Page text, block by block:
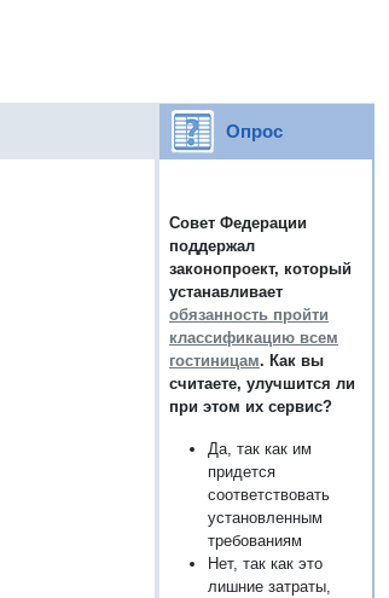
Опрос
Совет Федерации
поддержал
законопроект, который
устанавливает
обязанность пройти
классификацию всем
гостиницам. Как вы
считаете, улучшится ли
при этом их сервис?
Да, так как им
придется
соответствовать
установленным
требованиям
Нет, так как это
лишние затраты,